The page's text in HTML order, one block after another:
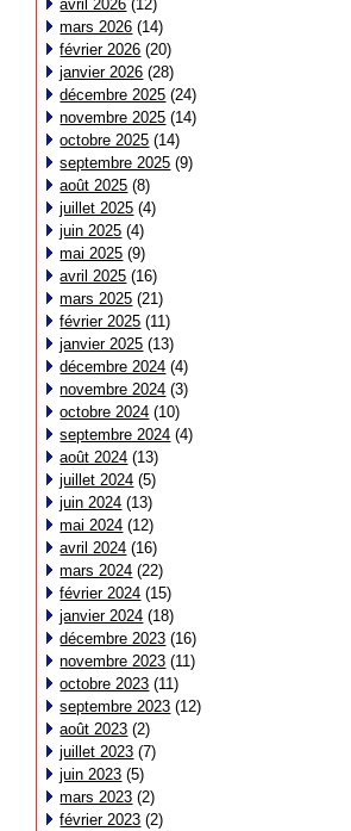
avril 2026 (12)
mars 2026 (14)
février 2026 (20)
janvier 2026 (28)
décembre 2025 (24)
novembre 2025 (14)
octobre 2025 (14)
septembre 2025 (9)
août 2025 (8)
juillet 2025 (4)
juin 2025 (4)
mai 2025 (9)
avril 2025 (16)
mars 2025 (21)
février 2025 (11)
janvier 2025 (13)
décembre 2024 (4)
novembre 2024 (3)
octobre 2024 (10)
septembre 2024 (4)
août 2024 (13)
juillet 2024 (5)
juin 2024 (13)
mai 2024 (12)
avril 2024 (16)
mars 2024 (22)
février 2024 (15)
janvier 2024 (18)
décembre 2023 (16)
novembre 2023 (11)
octobre 2023 (11)
septembre 2023 (12)
août 2023 (2)
juillet 2023 (7)
juin 2023 (5)
mars 2023 (2)
février 2023 (2)